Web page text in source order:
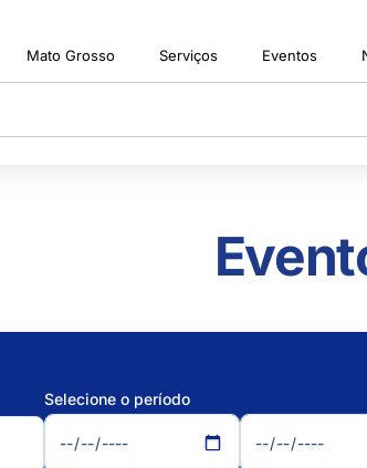
Mato Grosso Serviços Eventos
Selecione o período